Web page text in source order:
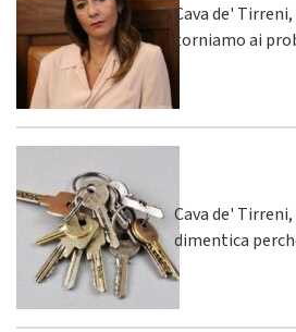
Cava de'
torniamo ai
Cava de'
dimentica